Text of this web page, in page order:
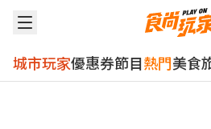
城市玩家優惠券節目熱門美食